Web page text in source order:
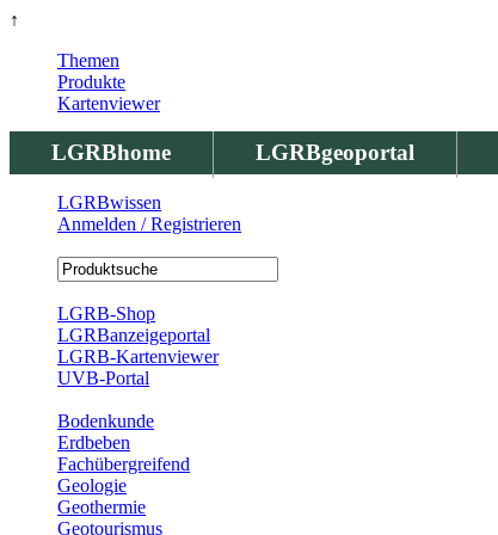
↑
LGRBhome LGRBgeoportal
Themen
Produkte
Kartenviewer
LGRBwissen
Anmelden / Registrieren
LGRB-Shop
LGRBanzeigeportal
LGRB-Kartenviewer
UVB-Portal
Bodenkunde
Erdbeben
Fachübergreifend
Geologie
Geothermie
Geotourismus